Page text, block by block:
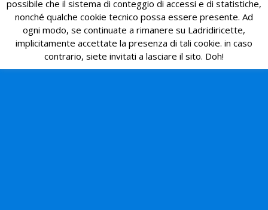
possibile che il sistema di conteggio di accessi e di statistiche,
nonché qualche cookie tecnico possa essere presente. Ad
ogni modo, se continuate a rimanere su Ladridiricette,
implicitamente accettate la presenza di tali cookie. in caso
contrario, siete invitati a lasciare il sito. Doh!